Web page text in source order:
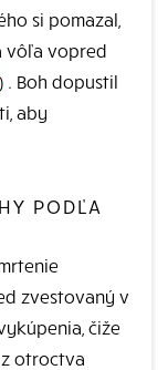
si pomazal,
vôľa vopred
. Boh dopustil
aby
PODĽA
zvestovaný v
čiže
otroctva